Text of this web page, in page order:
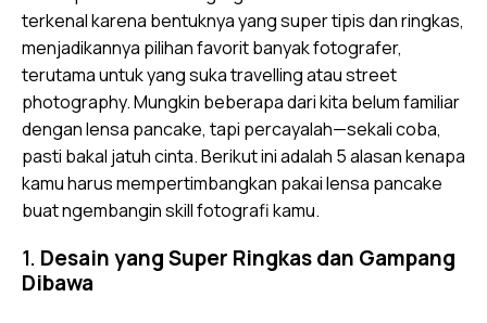
terkenal karena bentuknya yang super tipis dan ringkas,
menjadikannya pilihan favorit banyak fotografer,
terutama untuk yang suka travelling atau street
photography. Mungkin beberapa dari kita belum familiar
dengan lensa pancake, tapi percayalah—sekali coba,
pasti bakal jatuh cinta. Berikut ini adalah 5 alasan kenapa
kamu harus mempertimbangkan pakai lensa pancake
buat ngembangin skill fotografi kamu.
1. Desain yang Super Ringkas dan Gampang
Dibawa